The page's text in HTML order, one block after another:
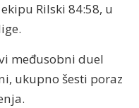
Rilski 84:58, u
međusobni duel
ukupno šesti poraz